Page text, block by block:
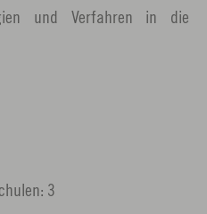
und Verfahren in die
3